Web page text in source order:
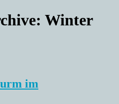
Winter
im